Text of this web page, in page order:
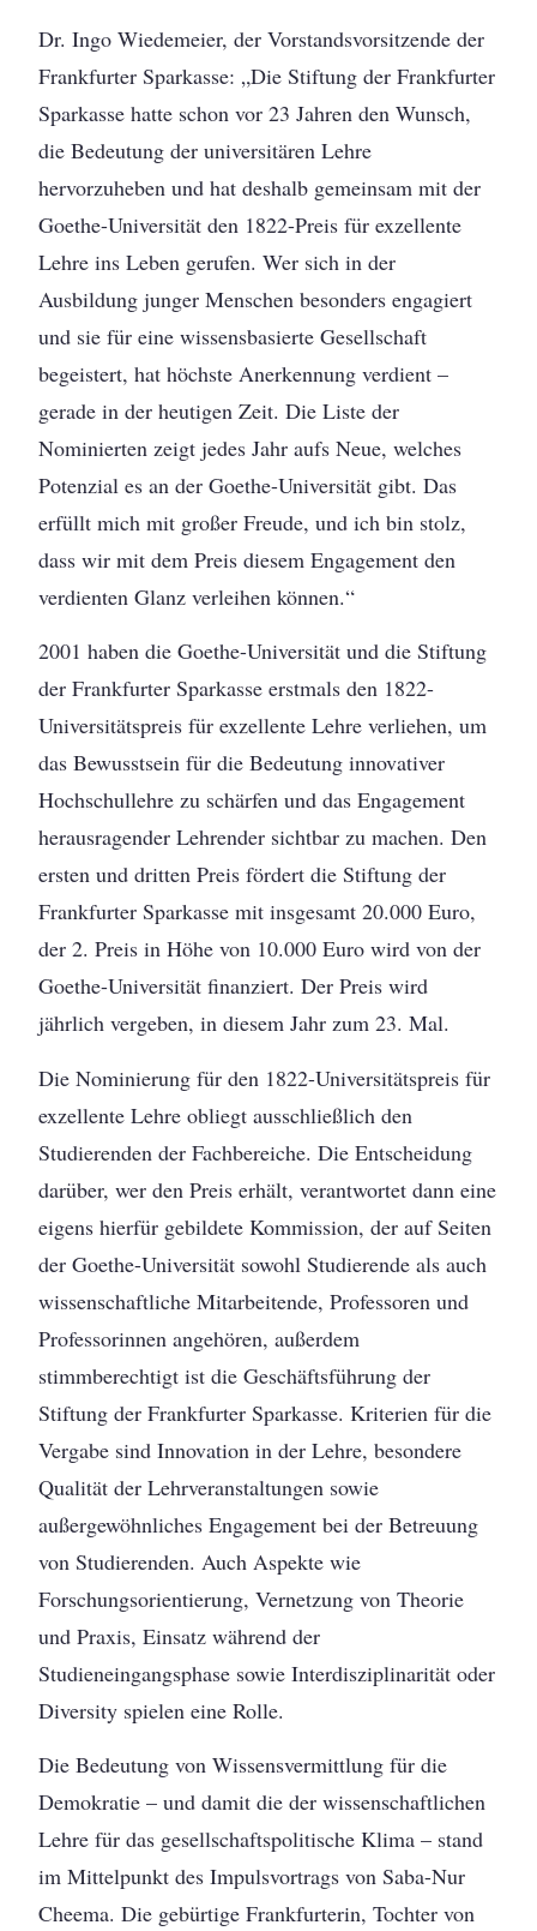
Dr. Ingo Wiedemeier, der Vorstandsvorsitzende der
Frankfurter Sparkasse: „Die Stiftung der Frankfurter
Sparkasse hatte schon vor 23 Jahren den Wunsch,
die Bedeutung der universitären Lehre
hervorzuheben und hat deshalb gemeinsam mit der
Goethe-Universität den 1822-Preis für exzellente
Lehre ins Leben gerufen. Wer sich in der
Ausbildung junger Menschen besonders engagiert
und sie für eine wissensbasierte Gesellschaft
begeistert, hat höchste Anerkennung verdient –
gerade in der heutigen Zeit. Die Liste der
Nominierten zeigt jedes Jahr aufs Neue, welches
Potenzial es an der Goethe-Universität gibt. Das
erfüllt mich mit großer Freude, und ich bin stolz,
dass wir mit dem Preis diesem Engagement den
verdienten Glanz verleihen können.“
2001 haben die Goethe-Universität und die Stiftung
der Frankfurter Sparkasse erstmals den 1822-
Universitätspreis für exzellente Lehre verliehen, um
das Bewusstsein für die Bedeutung innovativer
Hochschullehre zu schärfen und das Engagement
herausragender Lehrender sichtbar zu machen. Den
ersten und dritten Preis fördert die Stiftung der
Frankfurter Sparkasse mit insgesamt 20.000 Euro,
der 2. Preis in Höhe von 10.000 Euro wird von der
Goethe-Universität finanziert. Der Preis wird
jährlich vergeben, in diesem Jahr zum 23. Mal.
Die Nominierung für den 1822-Universitätspreis für
exzellente Lehre obliegt ausschließlich den
Studierenden der Fachbereiche. Die Entscheidung
darüber, wer den Preis erhält, verantwortet dann eine
eigens hierfür gebildete Kommission, der auf Seiten
der Goethe-Universität sowohl Studierende als auch
wissenschaftliche Mitarbeitende, Professoren und
Professorinnen angehören, außerdem
stimmberechtigt ist die Geschäftsführung der
Stiftung der Frankfurter Sparkasse. Kriterien für die
Vergabe sind Innovation in der Lehre, besondere
Qualität der Lehrveranstaltungen sowie
außergewöhnliches Engagement bei der Betreuung
von Studierenden. Auch Aspekte wie
Forschungsorientierung, Vernetzung von Theorie
und Praxis, Einsatz während der
Studieneingangsphase sowie Interdisziplinarität oder
Diversity spielen eine Rolle.
Die Bedeutung von Wissensvermittlung für die
Demokratie – und damit die der wissenschaftlichen
Lehre für das gesellschaftspolitische Klima – stand
im Mittelpunkt des Impulsvortrags von Saba-Nur
Cheema. Die gebürtige Frankfurterin, Tochter von